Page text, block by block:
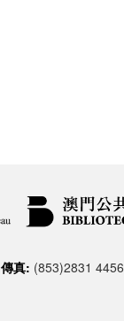
傳真: (853)2831 4456